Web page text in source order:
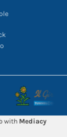
with Mediacy